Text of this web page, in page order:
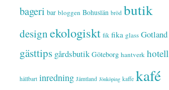
bageri bar bloggen Bohuslän bröd butik
designekologiskt fik fika glass Gotland
gästtips gårdsbutik Göteborg hantverk hotell
hållbart inredning Jämtland Jönköping kaffe kafé